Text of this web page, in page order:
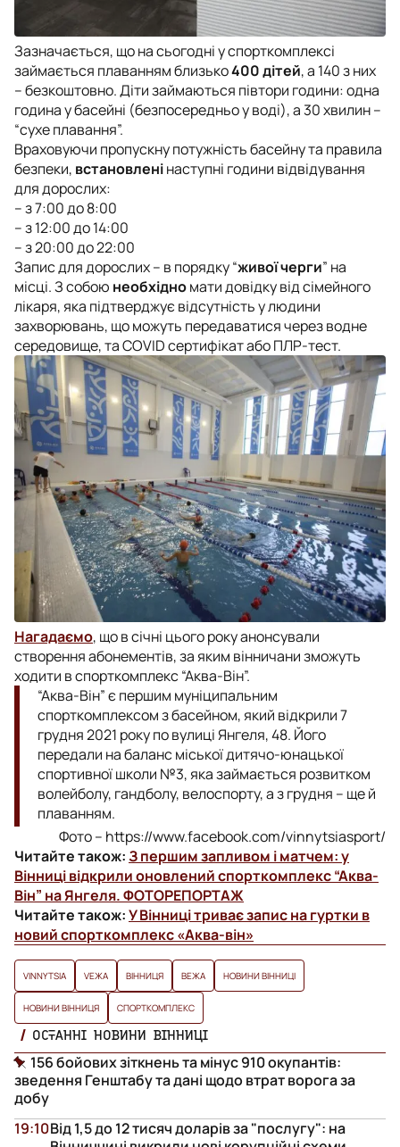
Зазначається, що на сьогодні у спорткомплексі
займається плаванням близько400 дітей, а 140 з них
– безкоштовно. Діти займаються півтори години: одна
година у басейні (безпосередньо у воді), а 30 хвилин –
“сухе плавання”.
Враховуючи пропускну потужність басейну та правила
безпеки, встановленінаступні години відвідування
для дорослих:
– з 7:00 до 8:00
– з 12:00 до 14:00
– з 20:00 до 22:00
Запис для дорослих – в порядку “живої черги” на
місці. З собою необхідномати довідку від сімейного
лікаря, яка підтверджує відсутність у людини
захворювань, що можуть передаватися через водне
середовище, та COVID сертифікат або ПЛР-тест.
Нагадаємо, що в січні цього року анонсували
створення абонементів, за яким вінничани зможуть
ходити в спорткомплекс “Аква-Він”.
“Аква-Він” є першим муніципальним
спорткомплексом з басейном, який відкрили 7
грудня 2021 року по вулиці Янгеля, 48. Його
передали на баланс міської дитячо-юнацької
спортивної школи №3, яка займається розвитком
волейболу, гандболу, велоспорту, а з грудня – ще й
плаванням.
Фото – https://www.facebook.com/vinnytsiasport/
Читайте також:З першим запливом і матчем: у
Вінниці відкрили оновлений спорткомплекс “Аква-
Він” на Янгеля. ФОТОРЕПОРТАЖ
Читайте також:У Вінниці триває запис на гуртки в
новий спорткомплекс «Аква-він»
VINNYTSIA VЕЖА ВІННИЦЯ ВЕЖА НОВИНИ ВІННИЦІ
НОВИНИ ВІННИЦЯ СПОРТКОМПЛЕКС
ОСТАННІ НОВИНИ ВІННИЦІ
156 бойових зіткнень та мінус 910 окупантів:
зведення Генштабу та дані щодо втрат ворога за
добу
Від 1,5 до 12 тисяч доларів за "послугу": на
19:10